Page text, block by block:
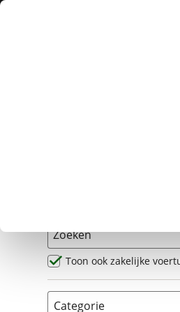
We hebben 2
Zoeken
Toon ook zakelijke
Categorie